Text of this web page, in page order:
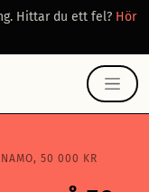
Hittar du ett fel? Hör
50 000 KR